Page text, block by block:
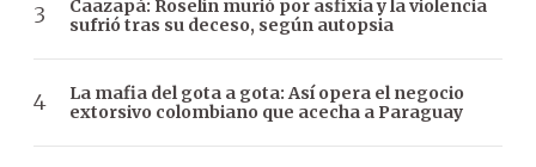
Caazapá: Roselín murió por asfixia y la violencia
sufrió tras su deceso, según autopsia
La mafia del gota a gota: Así opera el negocio
extorsivo colombiano que acecha a Paraguay